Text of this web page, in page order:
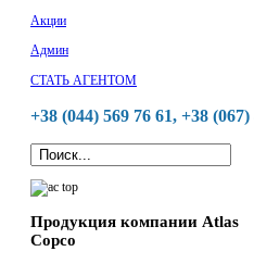
Акции
Админ
СТАТЬ АГЕНТОМ
+38 (044) 569 76 61, +38 (067)
Продукция компании Atlas
Copco